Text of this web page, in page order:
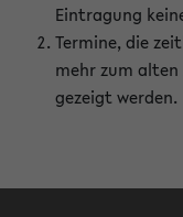
Eintragung
Termine, die
mehr zum
gezeigt werden.